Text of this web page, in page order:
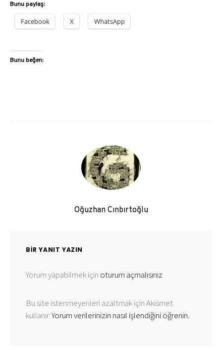
Bunu paylaş:
Facebook X WhatsApp
Bunu beğen:
Oğuzhan Cınbırtoğlu
BIR YANIT YAZIN
Yorum yapabilmek için oturum açmalısınız.
Bu site istenmeyenleri azaltmak için Akismet
kullanır.Yorum verilerinizin nasıl işlendiğini öğrenin.